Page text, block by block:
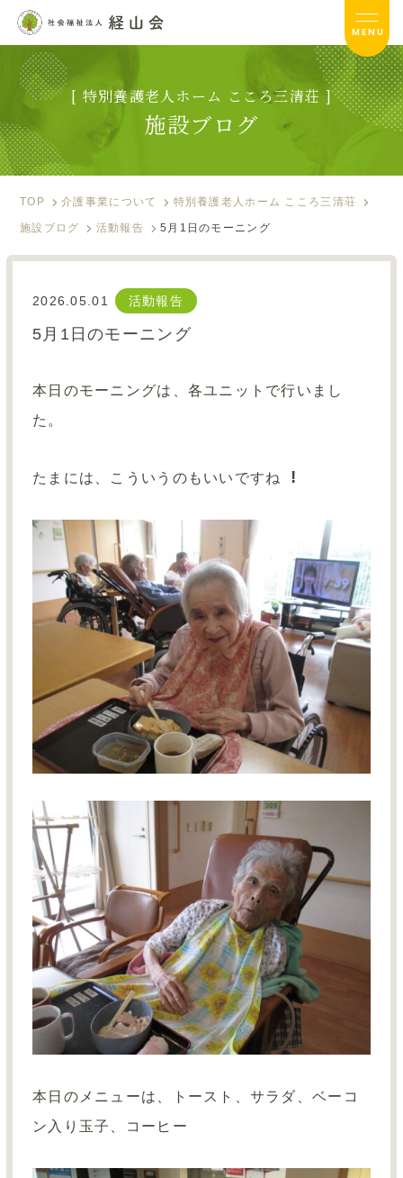
こころ三清荘TOP
サービス内容
入居のご案内
施設ブログ
フォトアルバム
介護事業TOP
グループサイトTOP
MENU
[ 特別養護老人ホーム こころ三清荘 ]
施設ブログ
TOP 介護事業について 特別養護老人ホーム こころ三清荘
施設ブログ 活動報告 5月1日のモーニング
2026.05.01 活動報告
5月1日のモーニング
本日のモーニングは、各ユニットで行いまし
た。
たまには、こういうのもいいですね !
本日のメニューは、トースト、サラダ、ベーコ
ン入り玉子、コーヒー